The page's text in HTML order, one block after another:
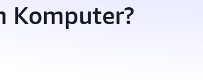
Komputer?